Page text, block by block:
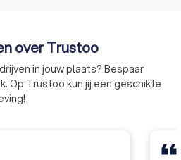
kosten.
over Trustoo
in jouw plaats? Bespaar
Op Trustoo kun jij een geschikte